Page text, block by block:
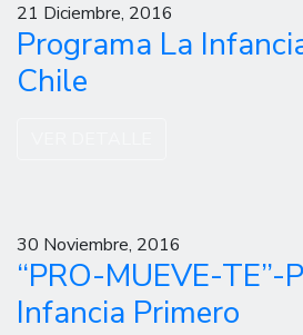
21 Diciembre, 2016
Programa La
Chile
30 Noviembre, 2016
“PRO-MUEVE-TE”-
Infancia Primero